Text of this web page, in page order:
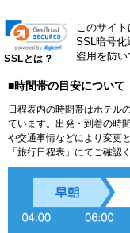
SSLとは？
このサイ
SSL暗号化
盗用を防い
■時間帯の目安について
日程表内の時間帯はホテル
ています。出発・到着の時
や交通事情などにより変更
「旅行日程表」にてご確認